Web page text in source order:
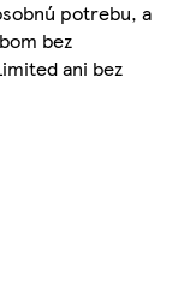
potrebu, a
bez
ani bez